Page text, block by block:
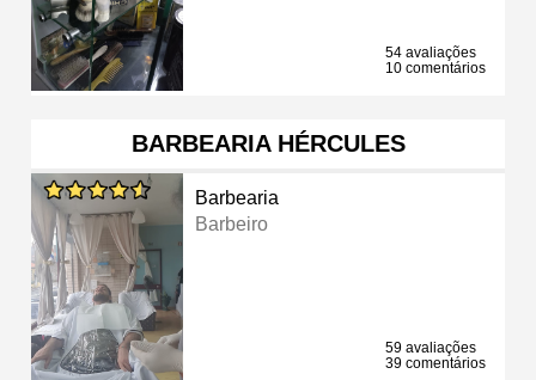
54 avaliações
10 comentários
BARBEARIA HÉRCULES
Barbearia
Barbeiro
59 avaliações
39 comentários